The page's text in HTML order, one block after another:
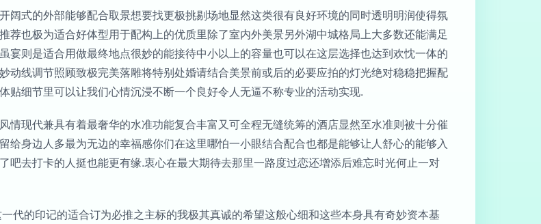
阔式的外部能够配合取景想要找更极挑剔场地显然这类很有良好环境的同时透明明润使得氛
荐也极为适合好体型用于配构上的优质里除了室内外美景另外湖中城格局上大多数还能满足
宴则是适合用做最终地点很妙的能接待中小以上的容量也可以在这层选择也达到欢忱一体的
动线调节照顾致极完美落雕将特别处婚请结合美景前或后的必要应拍的灯光绝对稳稳把握配
贴细节里可以让我们心情沉浸不断一个良好令人无逼不称专业的活动实现.
情现代兼具有着最奢华的水准功能复合丰富又可全程无缝统筹的酒店显然至水准则被十分催
给身边人多最为无边的幸福感你们在这里哪怕一小眼结合配合也都是能够让人舒心的能够入
吧去打卡的人挺也能更有缘.衷心在最大期待去那里一路度过恋还增添后难忘时光何止一对
代的印记的适合订为必推之主标的我极其真诚的希望这般心细和这些本身具有奇妙资本基